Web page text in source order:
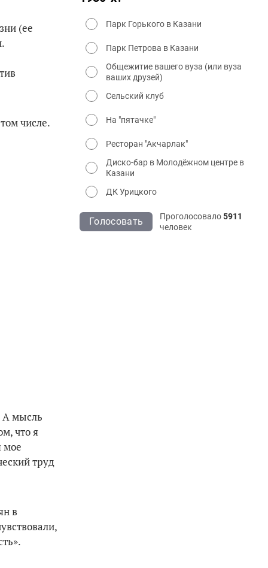
(ее
числе.
А мысль
что я
мое
труд
в
Парк Горького в Казани
Парк Петрова в Казани
Общежитие вашего вуза (или вуза
ваших друзей)
Сельский клуб
На "пятачке"
Ресторан "Акчарлак"
Диско-бар в Молодёжном центре в
Казани
ДК Урицкого
Голосовать Проголосовало5911
человек